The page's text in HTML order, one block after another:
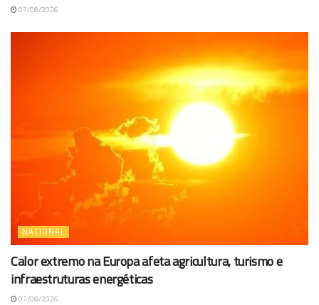
07/08/2026
NACIONAL
Calor extremo na Europa afeta agricultura, turismo e
infraestruturas energéticas
07/08/2026